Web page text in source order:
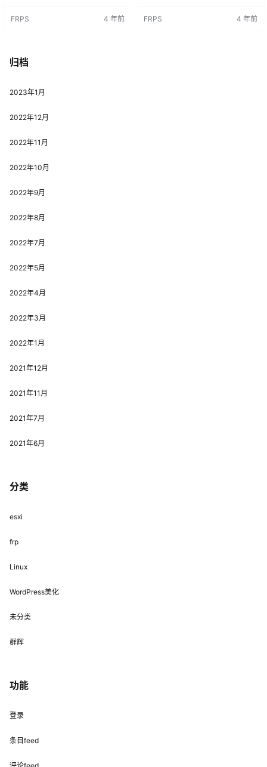
在群晖的ssh终端中敲入ulimit -n ，
conf配置文件，也不…
FRPS 4 年前
统的电脑；支持部分Home Access
FRPS 4 年前
归档
2023年1月
2022年12月
2022年11月
2022年10月
2022年9月
2022年8月
2022年7月
2022年5月
2022年4月
2022年3月
2022年1月
2021年12月
2021年11月
2021年7月
2021年6月
分类
esxi
frp
Linux
WordPress美化
未分类
群辉
功能
登录
条目feed